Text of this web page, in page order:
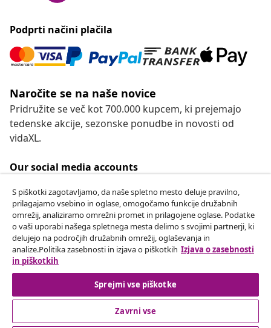
Podprti načini plačila
Naročite se na naše novice
Pridružite se več kot 700.000 kupcem, ki prejemajo
tedenske akcije, sezonske ponudbe in novosti od
vidaXL.
Our social media accounts
Odstop od pogodbe
Oddaj zahtevek za odstop od naročila.
Odstop od pogodbe
Podpora za stranke
S piškotki zagotavljamo, da naše spletno mesto deluje pravilno,
prilagajamo vsebino in oglase, omogočamo funkcije družabnih
omrežij, analiziramo omrežni promet in prilagojene oglase. Podatke
o vaši uporabi našega spletnega mesta delimo s svojimi partnerji, ki
delujejo na področjih družabnih omrežij, oglaševanja in
analize.Politika zasebnosti in izjava o piškotkih Izjava o zasebnosti
in piškotkih
Sprejmi vse piškotke
Zavrni vse